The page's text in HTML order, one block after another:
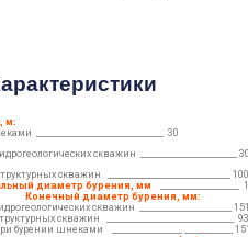
м:
_____________________________ 30
скважин ______________________
скважин ____________________________ 100
диаметр бурения, мм
__________________
Конечный диаметр бурения, мм:
скважин _____________________
скважин _____________________________ 93
бурении шнеками ________________ ___________